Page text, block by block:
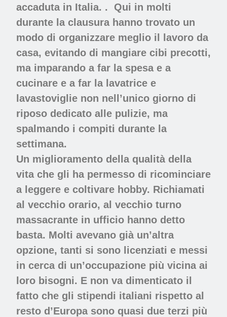
accaduta in Italia. .
Qui in molti
durante la clausura hanno trovato un
modo di organizzare meglio il lavoro da
casa, evitando di mangiare cibi precotti,
ma imparando a far la spesa e a
cucinare e a far la lavatrice e
lavastoviglie non nell’unico giorno di
riposo dedicato alle pulizie, ma
spalmando i compiti durante la
settimana.
Un miglioramento della qualità della
vita che gli ha permesso di ricominciare
a leggere e coltivare hobby. Richiamati
al vecchio orario, al vecchio turno
massacrante in ufficio hanno detto
basta. Molti avevano già un’altra
opzione, tanti si sono licenziati e messi
in cerca di un’occupazione più vicina ai
loro bisogni. E non va dimenticato il
fatto che gli stipendi italiani rispetto al
resto d’Europa sono quasi due terzi più